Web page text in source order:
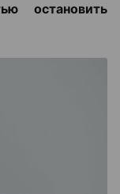
остановить